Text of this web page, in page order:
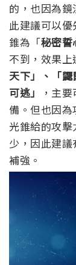
的，也因為
此建議可以
錐為「秘密誓
不到，效果上
天下」、「鼴
可逃」
，主
備。但也因
光錐給的攻
少，因此建
補強。